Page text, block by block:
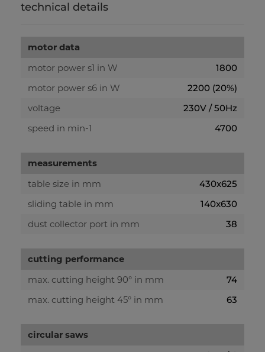
technical details
motor data
motor power s1 in W
1800
motor power s6 in W
2200 (20%)
voltage
230V / 50Hz
speed in min-1
4700
measurements
table size in mm
430x625
sliding table in mm
140x630
dust collector port in mm
38
cutting performance
max. cutting height 90° in mm
74
max. cutting height 45° in mm
63
circular saws